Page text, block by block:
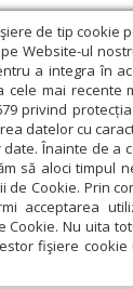
de tip cookie
Website-ul
a integra în
cele mai recente
privind
datelor cu
Înainte de a
să aloci timpul
de Cookie. Prin
acceptarea
Cookie. Nu uita
fişiere
Cultură › Cultură
apostolice
din